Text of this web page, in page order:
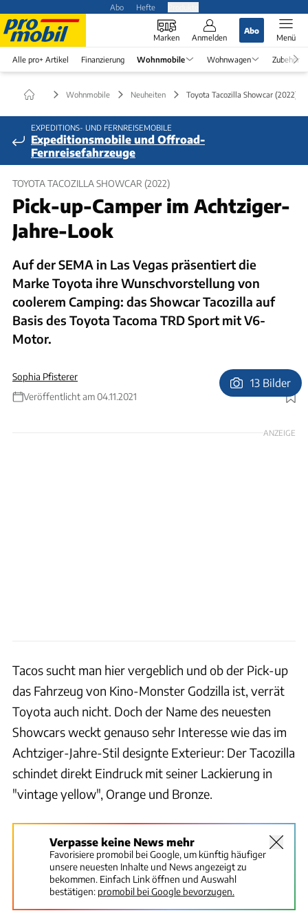
Abo Hefte
Marken Anmelden
Abo
Menü
Alle pro+ Artikel Finanzierung Wohnmobile Wohnwagen Zubehör
Wohnmobile Neuheiten Toyota Tacozilla Showcar (2022)
EXPEDITIONS- UND FERNREISEMOBILE
Expeditionsmobile und Offroad-
Fernreisefahrzeuge
TOYOTA TACOZILLA SHOWCAR (2022)
Pick-up-Camper im Achtziger-
Jahre-Look
Auf der SEMA in Las Vegas präsentiert die
Marke Toyota ihre Wunschvorstellung von
coolerem Camping: das Showcar Tacozilla auf
Basis des Toyota Tacoma TRD Sport mit V6-
Motor.
Sophia Pfisterer
Veröffentlicht am 04.11.2021
Foto: Toyota
13 Bilder
ANZEIGE
Tacos sucht man hier vergeblich und ob der Pick-up
das Fahrzeug von Kino-Monster Godzilla ist, verrät
Toyota auch nicht. Doch der Name des neuesten
Showcars weckt genauso sehr Interesse wie das im
Achtziger-Jahre-Stil designte Exterieur: Der Tacozilla
schindet direkt Eindruck mit seiner Lackierung in
"vintage yellow", Orange und Bronze.
Verpasse keine News mehr
Favorisiere promobil bei Google, um künftig häufiger
unsere neuesten Inhalte und News angezeigt zu
bekommen. Einfach Link öffnen und Auswahl
bestätigen: promobil bei Google bevorzugen.